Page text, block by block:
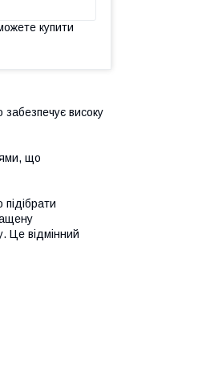
купити
високу
що
Це відмінний